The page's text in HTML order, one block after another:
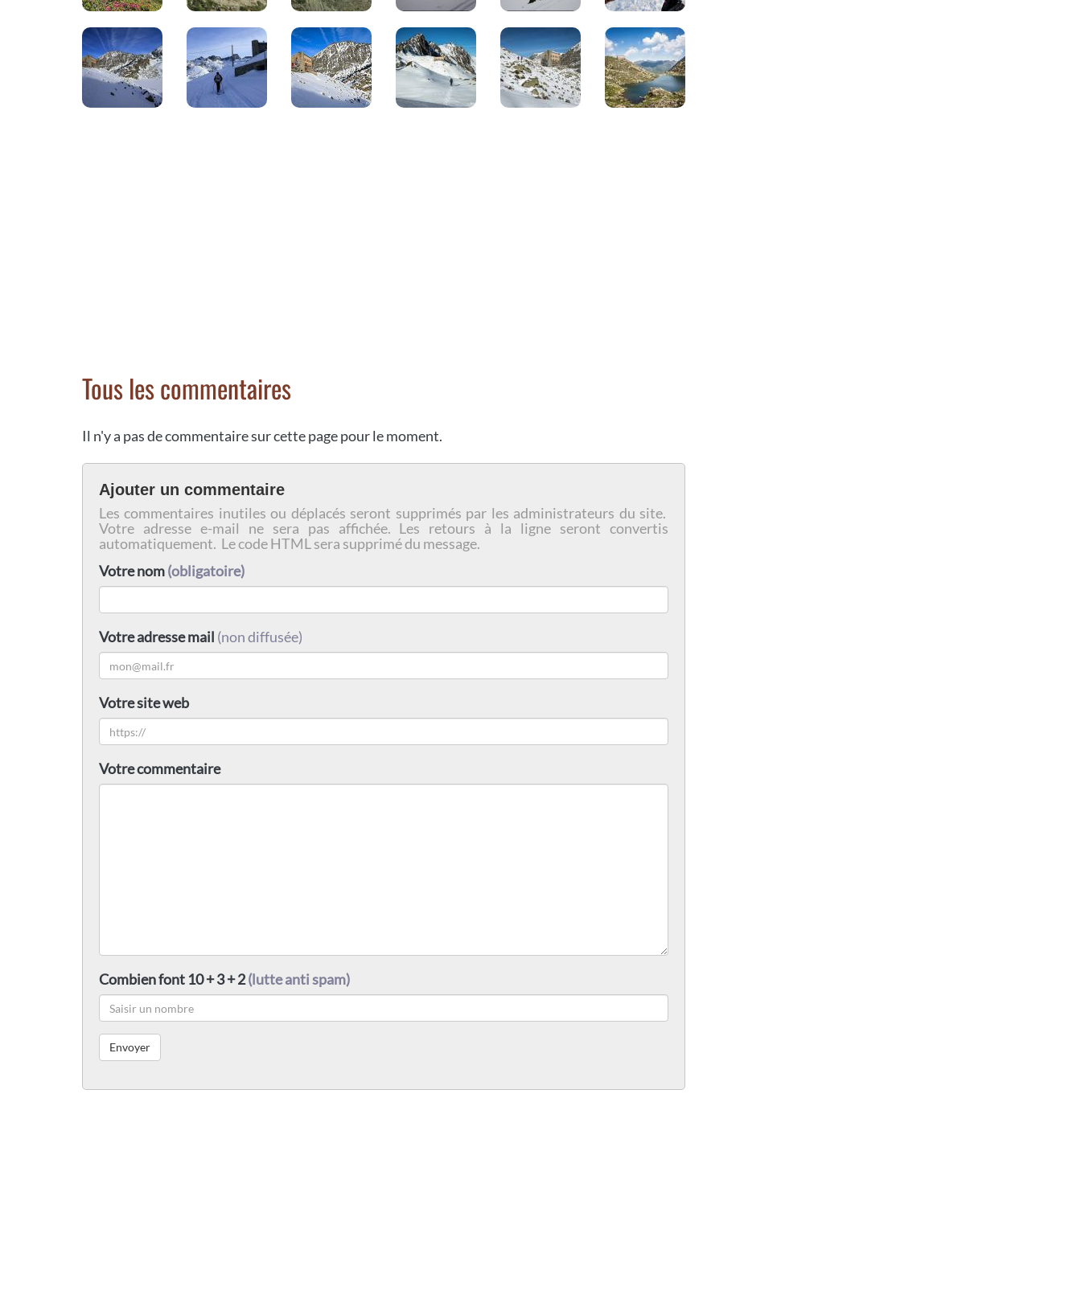
Tous les commentaires
Il n'y a pas de commentaire sur cette page pour le moment.
Ajouter un commentaire
Les commentaires inutiles ou déplacés seront supprimés par les administrateurs du site.
Votre adresse e-mail ne sera pas affichée. Les retours à la ligne seront convertis
automatiquement. Le code HTML sera supprimé du message.
Votre nom(obligatoire)
Votre adresse mail (non diffusée)
Votre site web
Votre commentaire
Combien font 10 + 3 + 2(lutte anti spam)